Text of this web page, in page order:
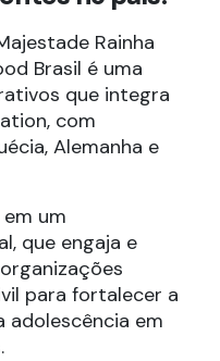
Rainha
Brasil é uma
que integra
com
Alemanha e
um
que engaja e
para fortalecer a
adolescência em